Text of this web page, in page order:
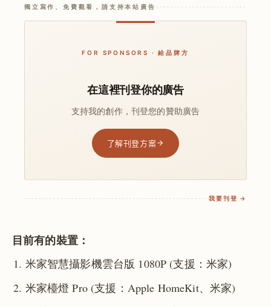
獨立寫作、免費觀看，請支持本站廣告
FOR SPONSORS · 給品牌方
在這裡刊登你的廣告
支持我的創作，刊登您的贊助廣告
了解刊登方案
我要刊登 →
目前有的裝置：
米家智慧攝影機雲台版 1080P (支援：米家)
米家檯燈 Pro (支援：Apple HomeKit、米家)